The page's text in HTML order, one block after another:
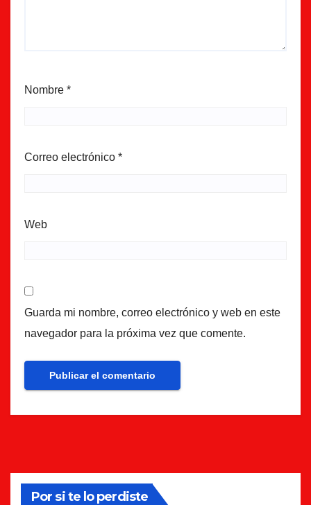
Nombre *
Correo electrónico *
Web
Guarda mi nombre, correo electrónico y web en este
navegador para la próxima vez que comente.
Por si te lo perdiste